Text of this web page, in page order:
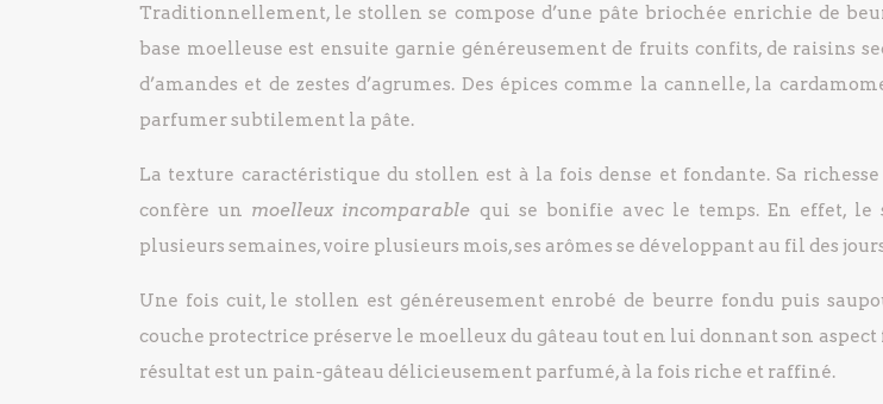
Traditionnellement, le stollen se compose d’une pâte briochée enrichie de
base moelleuse est ensuite garnie généreusement de fruits confits, de raisins
d’amandes et de zestes d’agrumes. Des épices comme la cannelle, la
parfumer subtilement la pâte.
La texture caractéristique du stollen est à la fois dense et fondante. Sa
confère un moelleux incomparable qui se bonifie avec le temps. En effet, le
plusieurs semaines, voire plusieurs mois, ses arômes se développant au fil des
Une fois cuit, le stollen est généreusement enrobé de beurre fondu puis
couche protectrice préserve le moelleux du gâteau tout en lui donnant son
résultat est un pain-gâteau délicieusement parfumé, à la fois riche et raffiné.